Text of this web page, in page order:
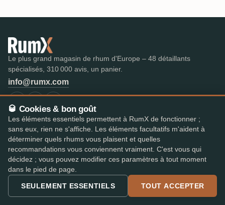
Le plus grand magasin de rhum d'Europe – 48 détaillants
spécialisés, 310 000 avis, un panier.
info@rumx.com
SHOP
Rhums
Bestseller
Les meilleurs rhums
Enchères
RumX Awards
Merch
SAVOIR
C'est quoi le rhum ?
FAQ et glossaire
Avis d'experts
Tous les articles de blog
Pays du rhum
Distilleries
🥃 Cookies & bon goût
Les éléments essentiels permettent à RumX de fonctionner ;
sans eux, rien ne s'affiche. Les éléments facultatifs m'aident à
déterminer quels rhums vous plaisent et quelles
recommandations vous conviennent vraiment. C'est vous qui
décidez ; vous pouvez modifier ces paramètres à tout moment
dans le pied de page.
SEULEMENT ESSENTIELS TOUT ACCEPTER